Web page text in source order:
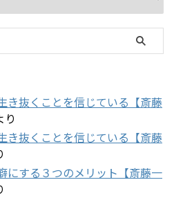
き抜くことを信じている【斎藤
り
き抜くことを信じている【斎藤
にする３つのメリット【斎藤一